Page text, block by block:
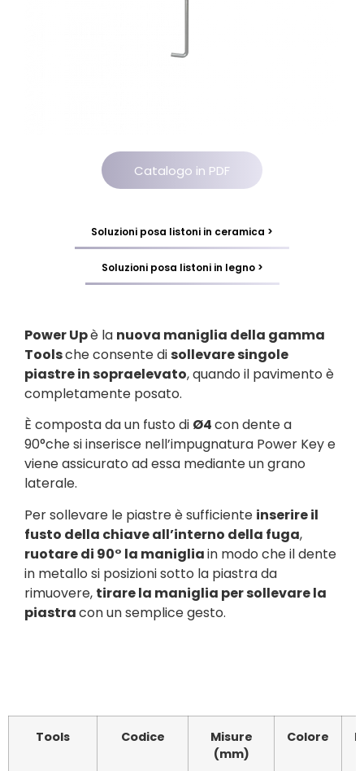
Catalogo in PDF
Soluzioni posa listoni in ceramica >
Soluzioni posa listoni in legno >
Power Upè la nuova maniglia della gamma
Toolsche consente disollevare singole
piastre in sopraelevato, quando il pavimento è
completamente posato.
È composta da un fusto di Ø4con dente a
90°che si inserisce nell’impugnatura Power Key e
viene assicurato ad essa mediante un grano
laterale.
Per sollevare le piastre è sufficiente inserire il
fusto della chiave all’interno della fuga,
ruotare di 90° la manigliain modo che il dente
in metallo si posizioni sotto la piastra da
rimuovere, tirare la maniglia per sollevare la
piastracon un semplice gesto.
Tools Codice
Misure
(mm)
Colore